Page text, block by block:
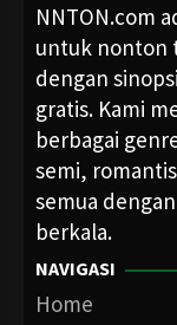
NNTON.com
untuk nonton
dengan
gratis. Kami
berbagai
semi,
semua
berkala.
NAVIGASI
Home